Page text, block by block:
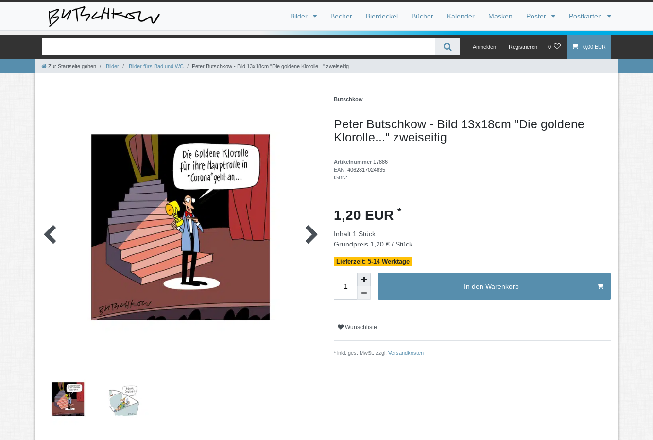
Bilder Becher Bierdeckel Bücher Kalender Masken Poster Postkarten
Anmelden Registrieren 0 0,00 EUR
Zur Startseite gehen Bilder Bilder fürs Bad und WC Peter Butschkow - Bild 13x18cm "Die goldene Klorolle..." zweiseitig
Butschkow
Peter Butschkow - Bild 13x18cm "Die goldene
Klorolle..." zweiseitig
Artikelnummer 17886
EAN: 4062817024835
ISBN:
1,20 EUR *
Inhalt 1 Stück
Grundpreis 1,20 € / Stück
Lieferzeit: 5-14 Werktage
In den Warenkorb
Wunschliste
* inkl. ges. MwSt. zzgl. Versandkosten